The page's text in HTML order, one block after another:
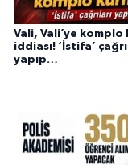
Vali, Vali’ye komplo
iddiası! ‘İstifa’
yapıp…